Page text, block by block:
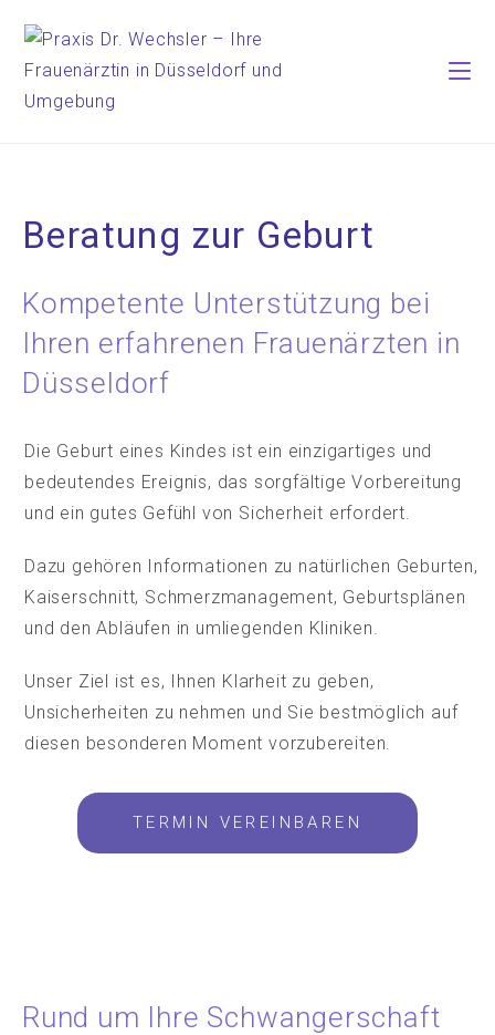
Beratung zur Geburt
Kompetente Unterstützung bei
Ihren erfahrenen Frauenärzten in
Düsseldorf
Die Geburt eines Kindes ist ein einzigartiges und
bedeutendes Ereignis, das sorgfältige Vorbereitung
und ein gutes Gefühl von Sicherheit erfordert.
Dazu gehören Informationen zu natürlichen Geburten,
Kaiserschnitt, Schmerzmanagement, Geburtsplänen
und den Abläufen in umliegenden Kliniken.
Unser Ziel ist es, Ihnen Klarheit zu geben,
Unsicherheiten zu nehmen und Sie bestmöglich auf
diesen besonderen Moment vorzubereiten.
TERMIN VEREINBAREN
Rund um Ihre Schwangerschaft